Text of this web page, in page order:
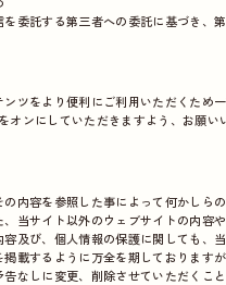
委託する第三者への委託に基づき
ツをより便利にご利用いただくため
ンにしていただきますよう、お願い
内容を参照した事によって何かしら
当サイト以外のウェブサイトの内
及び、個人情報の保護に関しても、
載するように万全を期しております
なしに変更、削除させていただくこと